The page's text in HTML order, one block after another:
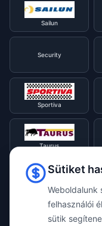
Sailun
Security
Sportiva
Taurus
Tracmax
Sütiket
Weboldalunk
felhasználói
sütik